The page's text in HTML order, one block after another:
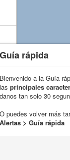
Guía rápida
Bienvenido a la Guía
las principales
danos tan solo 30
O puedes volver más
Alertas > Guía rápida